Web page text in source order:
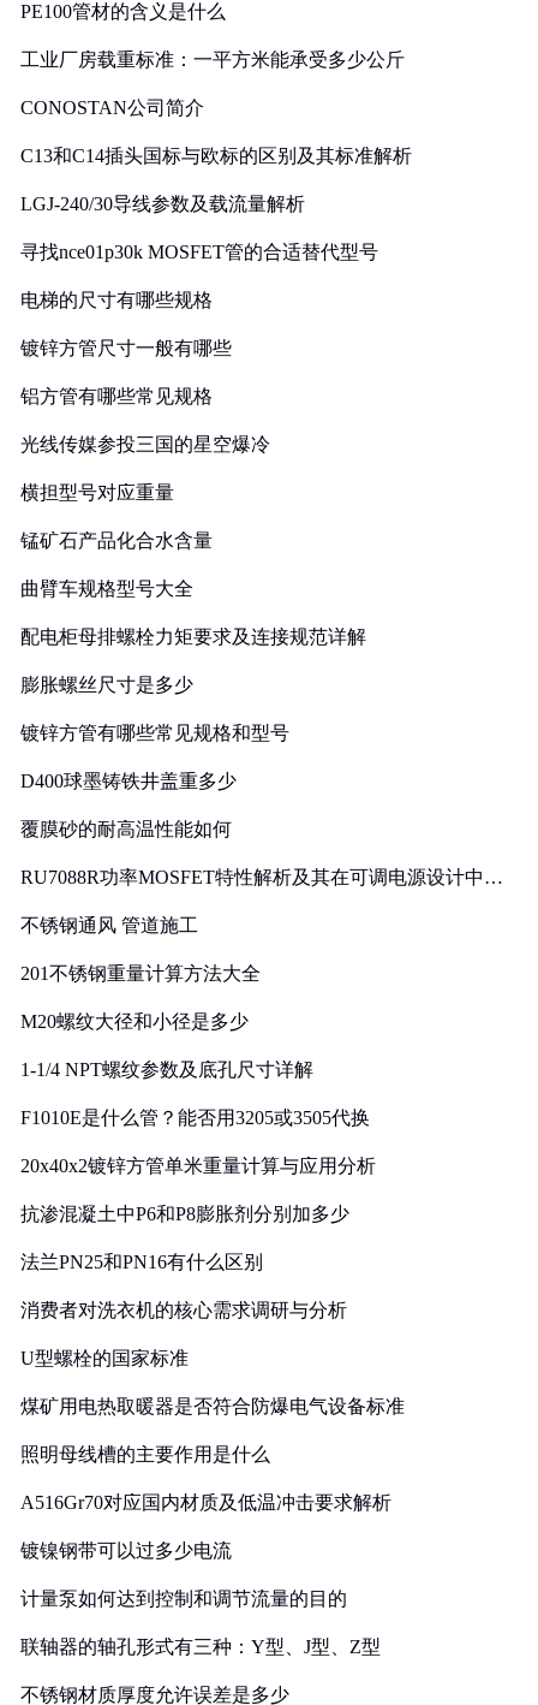
PE100管材的含义是什么
工业厂房载重标准：一平方米能承受多少公斤
CONOSTAN公司简介
C13和C14插头国标与欧标的区别及其标准解析
LGJ-240/30导线参数及载流量解析
寻找nce01p30k MOSFET管的合适替代型号
电梯的尺寸有哪些规格
镀锌方管尺寸一般有哪些
铝方管有哪些常见规格
光线传媒参投三国的星空爆冷
横担型号对应重量
锰矿石产品化合水含量
曲臂车规格型号大全
配电柜母排螺栓力矩要求及连接规范详解
膨胀螺丝尺寸是多少
镀锌方管有哪些常见规格和型号
D400球墨铸铁井盖重多少
覆膜砂的耐高温性能如何
RU7088R功率MOSFET特性解析及其在可调电源设计中的
不锈钢通风 管道施工
201不锈钢重量计算方法大全
M20螺纹大径和小径是多少
1-1/4 NPT螺纹参数及底孔尺寸详解
F1010E是什么管？能否用3205或3505代换
20x40x2镀锌方管单米重量计算与应用分析
抗渗混凝土中P6和P8膨胀剂分别加多少
法兰PN25和PN16有什么区别
消费者对洗衣机的核心需求调研与分析
U型螺栓的国家标准
煤矿用电热取暖器是否符合防爆电气设备标准
照明母线槽的主要作用是什么
A516Gr70对应国内材质及低温冲击要求解析
镀镍钢带可以过多少电流
计量泵如何达到控制和调节流量的目的
联轴器的轴孔形式有三种：Y型、J型、Z型
不锈钢材质厚度允许误差是多少